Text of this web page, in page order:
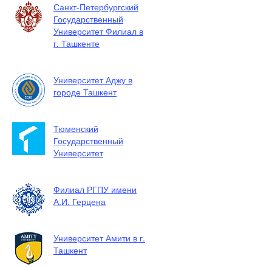
Санкт-Петербургский
Государственный
Университет Филиал в
г. Ташкенте
Университет Аджу в
городе Ташкент
Тюменский
Государственный
Университет
Филиал РГПУ имени
А.И. Герцена
Университет Амити в г.
Ташкент